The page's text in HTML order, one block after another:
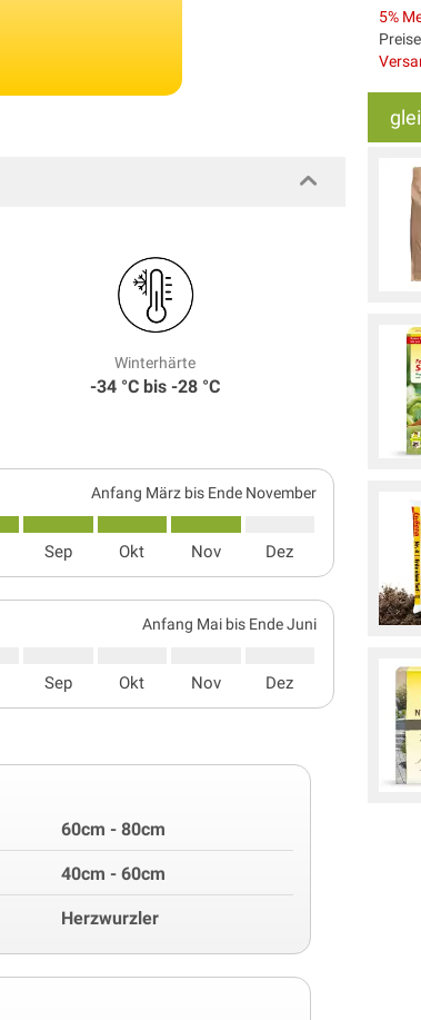
5%
Winterhärte
-34 °C bis -28 °C
Anfang März bis Ende November
Sep Okt Nov Dez
Anfang Mai bis Ende Juni
Sep Okt Nov Dez
60cm - 80cm
40cm - 60cm
Herzwurzler